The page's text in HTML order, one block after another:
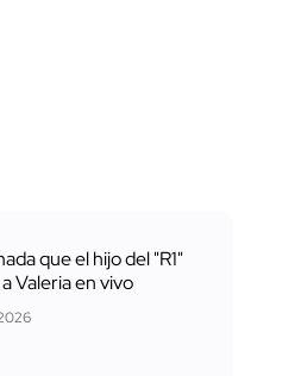
que el hijo del "R1"
Valeria en vivo